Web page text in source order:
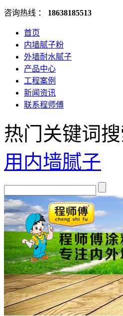
咨询热线 ： 18638185513
首页
内墙腻子粉
外墙耐水腻子
产品中心
工程案例
新闻资讯
联系程师傅
热门关键词搜
用 内墙腻子